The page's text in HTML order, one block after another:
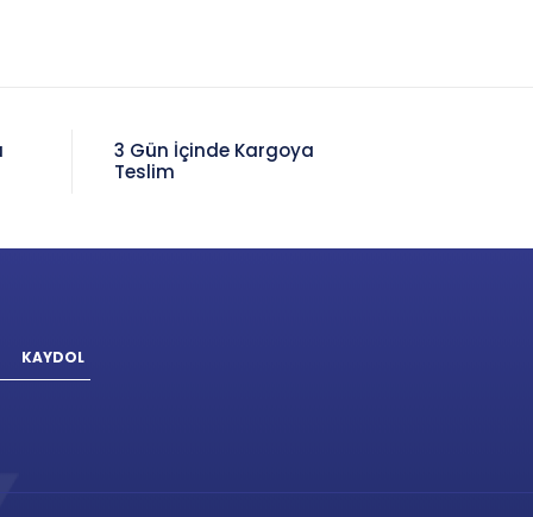
3 Gün İçinde Kargoya
Teslim
KAYDOL